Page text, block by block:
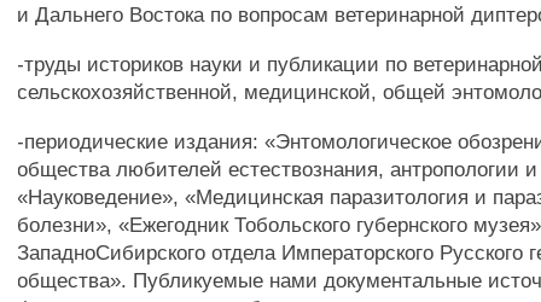
и Дальнего Востока по вопросам ветеринарной
-труды историков науки и публикации по
сельскохозяйственной, медицинской, общей
-периодические издания: «Энтомологическое
общества любителей естествознания, антропологии
«Науковедение», «Медицинская паразитология и
болезни», «Ежегодник Тобольского губернского
ЗападноСибирского отдела Императорского Русского
общества». Публикуемые нами документальные